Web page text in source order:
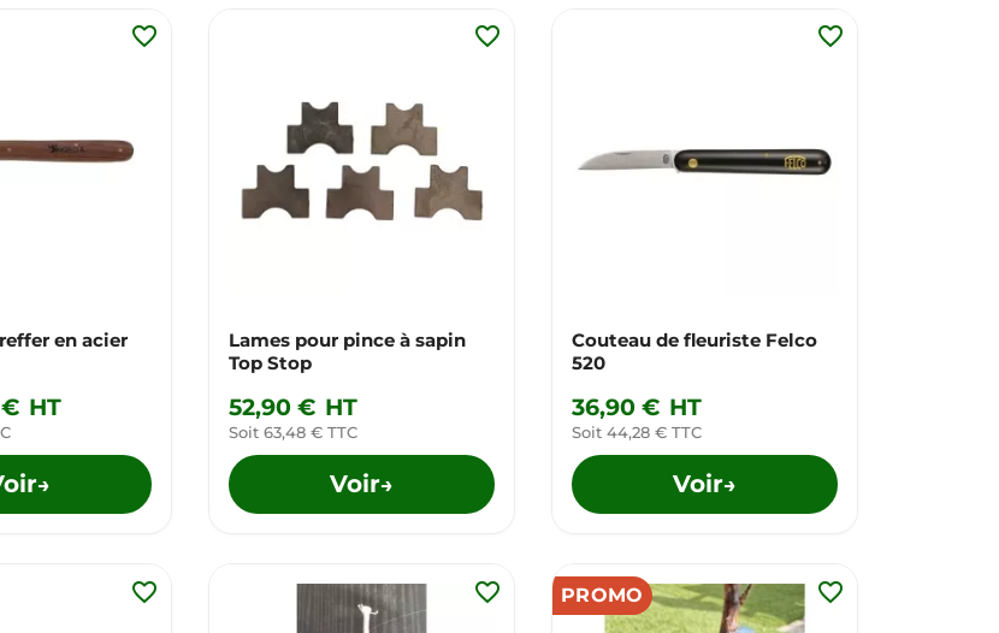
en acier
€ HT
→
favorite_border
Lames pour pince à sapin
Top Stop
52,90 € HT
Soit 63,48 € TTC
Voir→
favorite_border
Couteau de fleuriste Felco
520
36,90 € HT
Soit 44,28 € TTC
Voir→
favorite_border
favorite_border favorite_border PROMO favorite_border